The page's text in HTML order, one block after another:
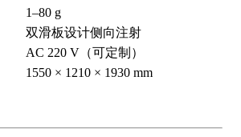
1–80 g
双滑板设计侧向注射
AC 220 V（可定制）
1550 × 1210 × 1930 mm